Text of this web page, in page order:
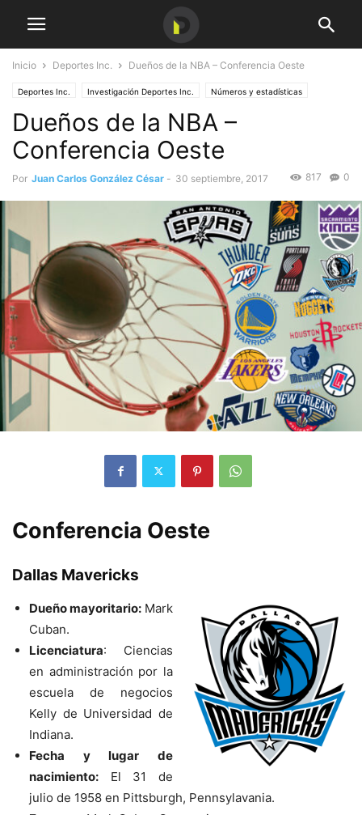
Inicio Deportes Inc. Dueños de la NBA – Conferencia Oeste
Deportes Inc. Investigación Deportes Inc. Números y estadísticas
Dueños de la NBA –
Conferencia Oeste
Por Juan Carlos González César - 30 septiembre, 2017 0
817
Conferencia Oeste
Dallas Mavericks
Dueño mayoritario: Mark
Cuban.
Licenciatura: Ciencias
en administración por la
escuela de negocios
Kelly de Universidad de
Indiana.
Fecha y lugar de
nacimiento: El 31 de
julio de 1958 en Pittsburgh, Pennsylavania.